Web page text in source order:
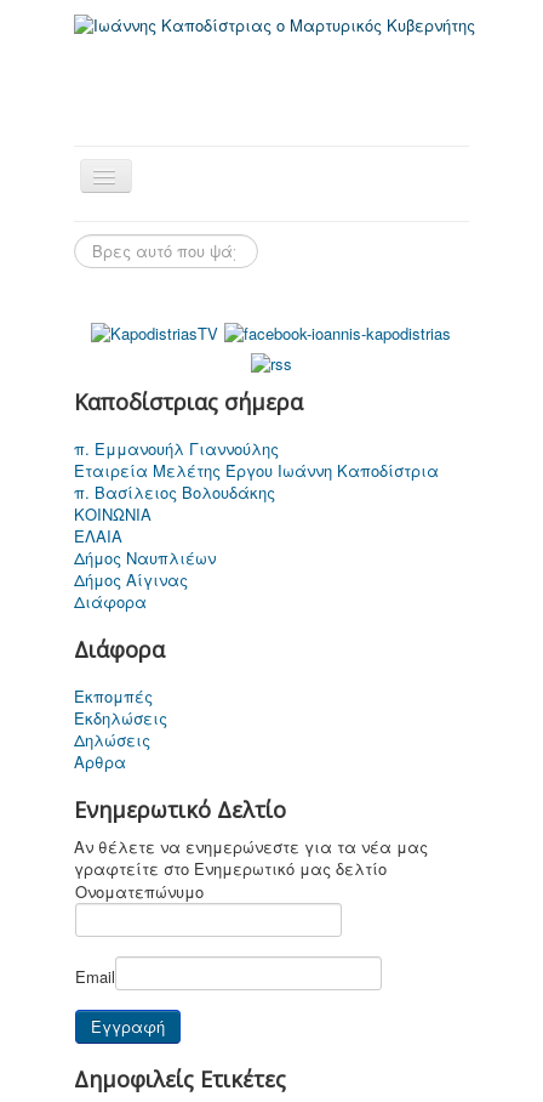
Αρχική Σελίδα
Για παιδιά ....
καi όχι μόνο
Καποδίστριας σήμερα
π. Εμμανουήλ Γιαννούλης
Εταιρεία Μελέτης Έργου Ιωάννη Καποδίστρια
π. Βασίλειος Βολουδάκης
ΚΟΙΝΩΝΙΑ
ΕΛΑΙΑ
Δήμος Ναυπλιέων
Δήμος Αίγινας
Διάφορα
Διάφορα
Εκπομπές
Εκδηλώσεις
Δηλώσεις
Αρθρα
Ενημερωτικό Δελτίο
Αν θέλετε να ενημερώνεστε για τα νέα μας
γραφτείτε στο Ενημερωτικό μας δελτίο
Ονοματεπώνυμο
Email
Δημοφιλείς Ετικέτες